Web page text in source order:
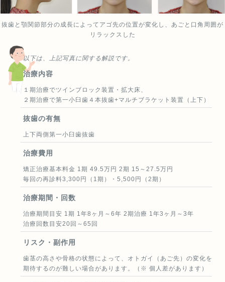
抜歯と顎関節部分の成長によってアゴ先の位置が変化し、あごと口角周囲が
リラックスした
以下は、上記写真に関する解説です。
治療内容
１期治療でツインブロック装置・拡大床、
２期治療で第一小臼歯４本抜歯+マルチブラケット装置（上下）
抜歯の有無
上下両側第一小臼歯抜歯
治療費用
矯正治療基本料金 1期 49.5万円 2期 15～27.5万円
毎回の再診料3,300円（1期）・5,500円（2期）
治療期間・回数
治療期間目安 1期 1年8ヶ月～6年 2期治療 1年3ヶ月～3年
治療回数目安20回～65回
リスク・副作用
歯茎の高さや骨格の状態によって、オトガイ（あご先）の変化を
期待するのが難しい場合があります。（※ 個人差があります）